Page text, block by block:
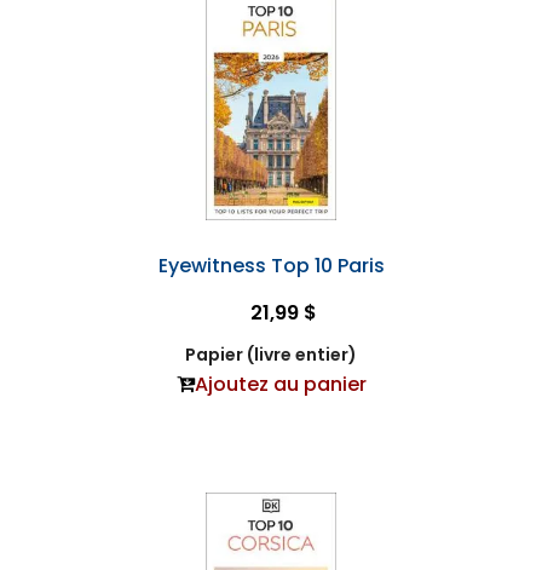
Eyewitness Top 10 Paris
21,99 $
Papier (livre entier)
Ajoutez au panier